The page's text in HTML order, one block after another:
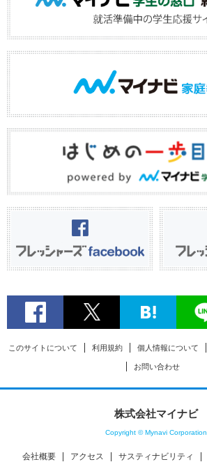
このサイトについて 利用規約 個人情報について
お問い合わせ
株式会社マイナビ
Copyright © Mynavi Corporation
会社概要 アクセス サスティナビリティ